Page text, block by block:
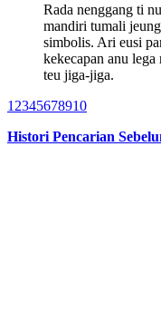
Rada nenggang ti
mandiri tumali
simbolis. Ari eusi
kekecapan anu
teu jiga-jiga.
1 2345678910
Histori Pencarian